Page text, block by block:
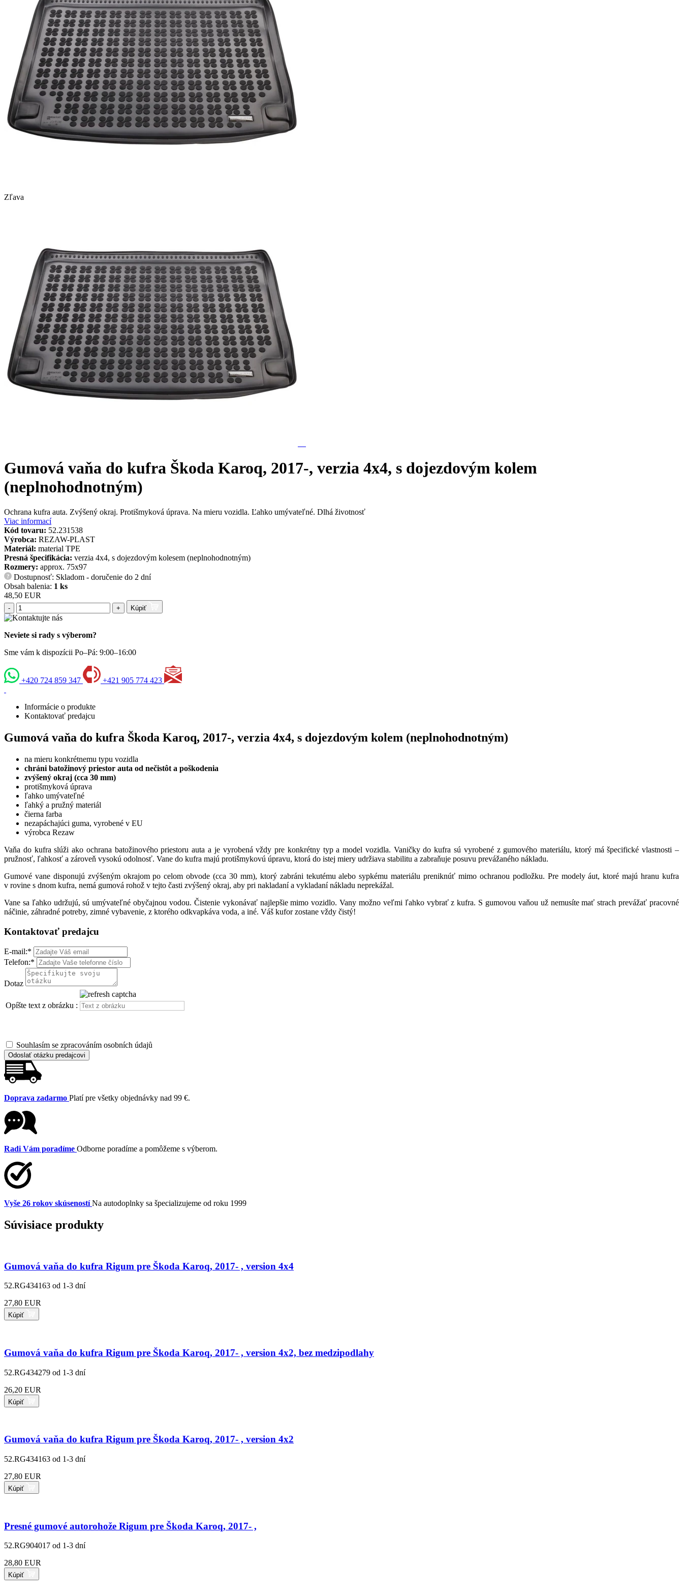
Zľava
Gumová vaňa do kufra Škoda Karoq, 2017-, verzia 4x4, s dojezdovým kolem
(neplnohodnotným)
Ochrana kufra auta. Zvýšený okraj. Protišmyková úprava. Na mieru vozidla. Ľahko umývateľné. Dlhá životnosť
Viac informací
Kód tovaru: 52.231538
Výrobca: REZAW-PLAST
Materiál: material TPE
Presná špecifikácia: verzia 4x4, s dojezdovým kolesem (neplnohodnotným)
Rozmery: approx. 75x97
?
Dostupnosť: Skladom - doručenie do 2 dní
Obsah balenia: 1 ks
48,50 EUR
- + Kúpiť
Neviete si rady s výberom?
Sme vám k dispozícii Po–Pá: 9:00–16:00
+420 724 859 347 +421 905 774 423
Informácie o produkte
Kontaktovať predajcu
Gumová vaňa do kufra Škoda Karoq, 2017-, verzia 4x4, s dojezdovým kolem (neplnohodnotným)
na mieru konkrétnemu typu vozidla
chráni batožinový priestor auta od nečistôt a poškodenia
zvýšený okraj (cca 30 mm)
protišmyková úprava
ľahko umývateľné
ľahký a pružný materiál
čierna farba
nezapáchajúci guma, vyrobené v EU
výrobca Rezaw
Vaňa do kufra slúži ako ochrana batožinového priestoru auta a je vyrobená vždy pre konkrétny typ a model vozidla. Vaničky do kufra sú vyrobené z gumového materiálu, ktorý má špecifické vlastnosti –
pružnosť, ľahkosť a zároveň vysokú odolnosť. Vane do kufra majú protišmykovú úpravu, ktorá do istej miery udržiava stabilitu a zabraňuje posuvu prevážaného nákladu.
Gumové vane disponujú zvýšeným okrajom po celom obvode (cca 30 mm), ktorý zabráni tekutému alebo sypkému materiálu preniknúť mimo ochranou podložku. Pre modely áut, ktoré majú hranu kufra
v rovine s dnom kufra, nemá gumová rohož v tejto časti zvýšený okraj, aby pri nakladaní a vykladaní nákladu neprekážal.
Vane sa ľahko udržujú, sú umývateľné obyčajnou vodou. Čistenie vykonávať najlepšie mimo vozidlo. Vany možno veľmi ľahko vybrať z kufra. S gumovou vaňou už nemusíte mať strach prevážať pracovné
náčinie, záhradné potreby, zimné vybavenie, z ktorého odkvapkáva voda, a iné. Váš kufor zostane vždy čistý!
Kontaktovať predajcu
E-mail:*
Telefon:*
Dotaz
Opíšte text z obrázku :
Souhlasím se zpracováním osobních údajů
Odoslať otázku predajcovi
Doprava zadarmo Platí pre všetky objednávky nad 99 €.
Radi Vám poradíme Odborne poradíme a pomôžeme s výberom.
Vyše 26 rokov skúseností Na autodoplnky sa špecializujeme od roku 1999
Súvisiace produkty
Gumová vaňa do kufra Rigum pre Škoda Karoq, 2017- , version 4x4
52.RG434163 od 1-3 dní
27,80 EUR
Kúpiť
Gumová vaňa do kufra Rigum pre Škoda Karoq, 2017- , version 4x2, bez medzipodlahy
52.RG434279 od 1-3 dní
26,20 EUR
Kúpiť
Gumová vaňa do kufra Rigum pre Škoda Karoq, 2017- , version 4x2
52.RG434163 od 1-3 dní
27,80 EUR
Kúpiť
Presné gumové autorohože Rigum pre Škoda Karoq, 2017- ,
52.RG904017 od 1-3 dní
28,80 EUR
Kúpiť